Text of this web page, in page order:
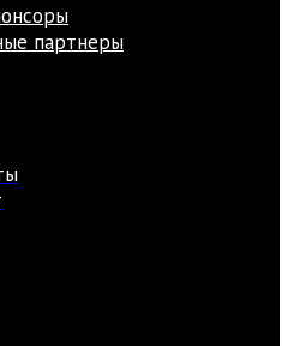
партнеры